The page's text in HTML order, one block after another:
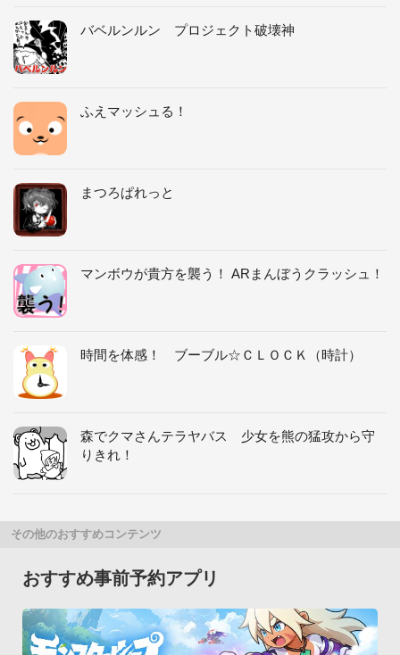
バベルンルン プロジェクト破壊神
ふえマッシュる！
まつろぱれっと
マンボウが貴方を襲う！ ARまんぼうクラッシュ！
時間を体感！ ブーブル☆ＣＬＯＣＫ（時計）
森でクマさんテラヤバス 少女を熊の猛攻から守
りきれ！
その他のおすすめコンテンツ
おすすめ事前予約アプリ